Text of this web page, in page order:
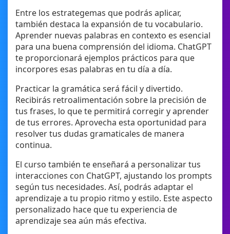
Entre los estrategemas que podrás aplicar,
también destaca la expansión de tu vocabulario.
Aprender nuevas palabras en contexto es esencial
para una buena comprensión del idioma. ChatGPT
te proporcionará ejemplos prácticos para que
incorpores esas palabras en tu día a día.
Practicar la gramática será fácil y divertido.
Recibirás retroalimentación sobre la precisión de
tus frases, lo que te permitirá corregir y aprender
de tus errores. Aprovecha esta oportunidad para
resolver tus dudas gramaticales de manera
continua.
El curso también te enseñará a personalizar tus
interacciones con ChatGPT, ajustando los prompts
según tus necesidades. Así, podrás adaptar el
aprendizaje a tu propio ritmo y estilo. Este aspecto
personalizado hace que tu experiencia de
aprendizaje sea aún más efectiva.